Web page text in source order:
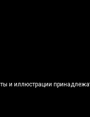
и иллюстрации